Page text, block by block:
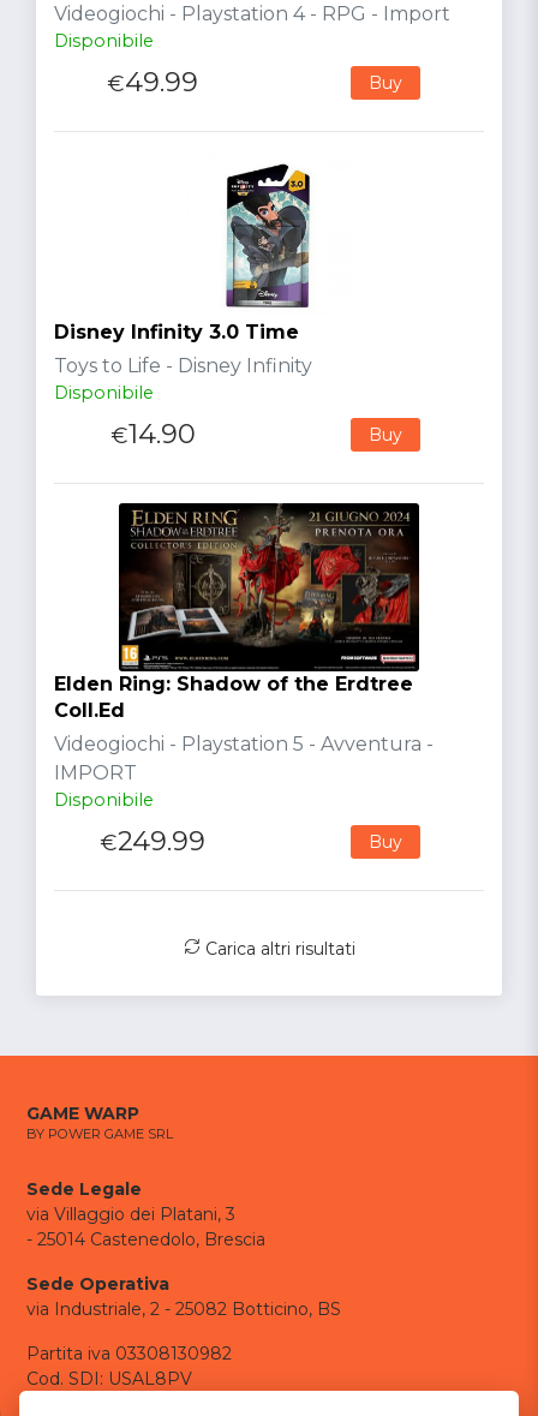
Videogiochi - Playstation 4 - RPG - Import
Disponibile
€49.99 Buy
Disney Infinity 3.0 Time
Toys to Life - Disney Infinity
Disponibile
€14.90 Buy
Elden Ring: Shadow of the Erdtree
Coll.Ed
Videogiochi - Playstation 5 - Avventura -
IMPORT
Disponibile
€249.99 Buy
Carica altri risultati
GAME WARP
BY POWER GAME SRL
Sede Legale
via Villaggio dei Platani, 3
- 25014 Castenedolo, Brescia
Sede Operativa
via Industriale, 2 - 25082 Botticino, BS
Partita iva 03308130982
Cod. SDI: USAL8PV